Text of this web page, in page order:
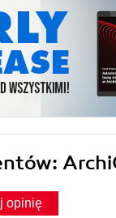
opinię